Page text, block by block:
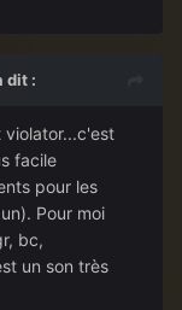
dit :
violator...c'est
facile
pour les
Pour moi
bc,
un son très